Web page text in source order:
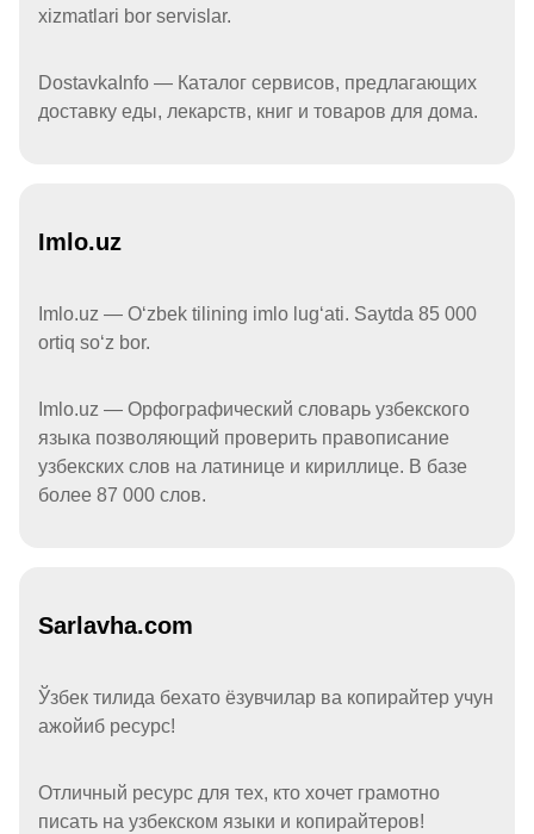
xizmatlari bor servislar.
DostavkaInfo — Каталог сервисов, предлагающих
доставку еды, лекарств, книг и товаров для дома.
Imlo.uz
Imlo.uz — Oʻzbek tilining imlo lugʻati. Saytda 85 000
ortiq soʻz bor.
Imlo.uz — Орфографический словарь узбекского
языка позволяющий проверить правописание
узбекских слов на латинице и кириллице. В базе
более 87 000 слов.
Sarlavha.com
Ўзбек тилида бехато ёзувчилар ва копирайтер учун
ажойиб ресурс!
Отличный ресурс для тех, кто хочет грамотно
писать на узбекском языки и копирайтеров!